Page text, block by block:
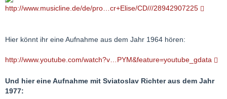
http://www.musicline.de/de/pro…cr+Elise/CD///28942907225
Hier könnt ihr eine Aufnahme aus dem Jahr 1964 hören:
http://www.youtube.com/watch?v…PYM&feature=youtube_gdata
Und hier eine Aufnahme mit Sviatoslav Richter aus dem Jahr
1977: